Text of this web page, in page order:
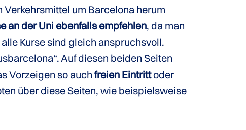
Verkehrsmittel um Barcelona herum
an der Uni ebenfalls empfehlen, da man
Kurse sind gleich anspruchsvoll.
Auf diesen beiden Seiten
Vorzeigen so auch freien Eintrittoder
über diese Seiten, wie beispielsweise